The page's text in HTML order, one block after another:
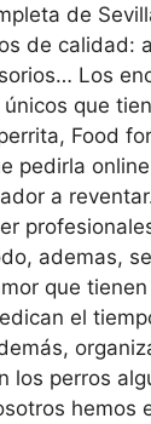
de
de calidad:
Los
que
Food
pedirla
a
ademas,
que
el
los perros
hemos